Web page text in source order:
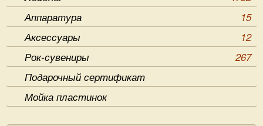
Аппаратура
15
Аксессуары
12
Рок-сувениры
267
Подарочный сертификат
Мойка пластинок